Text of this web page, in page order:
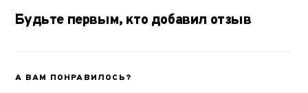
Будьте первым, кто добавил отзыв
А ВАМ ПОНРАВИЛОСЬ?